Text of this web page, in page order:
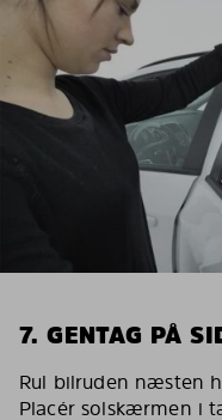
7. GENTAG PÅ
Rul bilruden næsten
Placér solskærmen i